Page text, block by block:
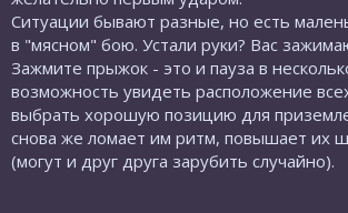
Ситуации бывают разные, но есть
в "мясном" бою. Устали руки? Вас
Зажмите прыжок - это и пауза в
возможность увидеть расположение
выбрать хорошую позицию для
снова же ломает им ритм, повышает их
(могут и друг друга зарубить случайно).